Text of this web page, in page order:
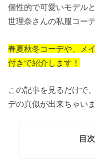
個性的で可愛いモデル
世理奈さんの私服コー
春夏秋冬コーデや、メ
付きで紹介します！
この記事を見るだけで
デの真似が出来ちゃいま
目